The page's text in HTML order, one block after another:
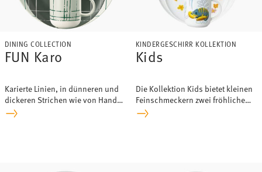
DINING COLLECTION
FUN Karo
Karierte Linien, in dünneren und
dickeren Strichen wie von Hand
gezeichnet sind die Eyecatcher
KINDERGESCHIRR KOLLEKTION
Kids
Die Kollektion Kids bietet kleinen
Feinschmeckern zwei fröhliche
Designs an - Jungle und Farm.